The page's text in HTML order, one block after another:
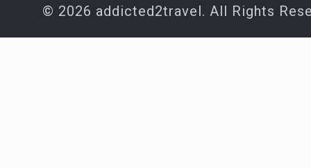
© 2026 addicted2travel. All Rights